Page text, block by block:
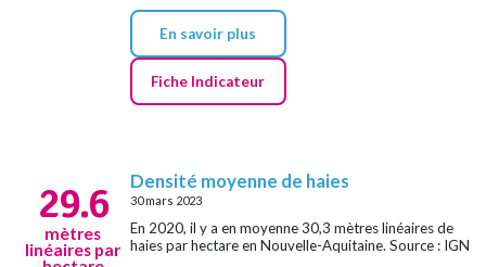
En savoir plus
Fiche Indicateur
29.6
mètres
linéaires par
Densité moyenne de haies
30 mars 2023
En 2020, il y a en moyenne 30,3 mètres linéaires de
haies par hectare en Nouvelle-Aquitaine. Source : IGN